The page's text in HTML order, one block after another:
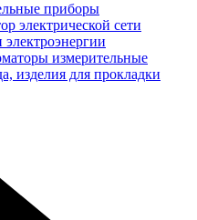
приборы
электрической сети
измерительные
изделия для прокладки